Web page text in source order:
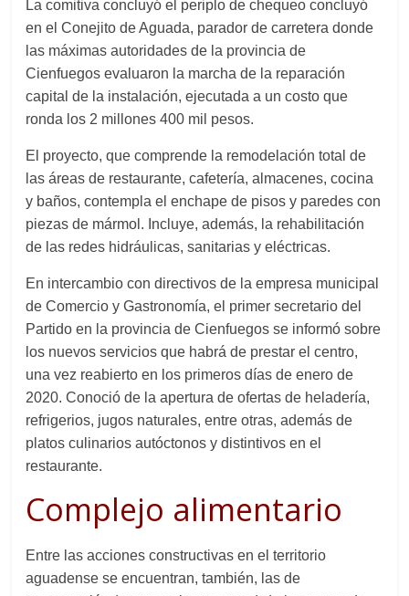
La comitiva concluyó el periplode chequeoconcluyó
en el Conejito de Aguada, parador de carretera donde
las máximas autoridades de la provincia de
Cienfuegos evaluaron la marcha de la reparación
capital de la instalación,ejecutadaa uncosto que
ronda los 2 millones 400 mil pesos.
El proyecto, que comprende la remodelación total de
las áreas de restaurante, cafetería, almacenes, cocina
y baños,contempla elenchape de pisos y paredes con
piezas de mármol. Incluye, además, la rehabilitación
de las redes hidráulicas, sanitarias y eléctricas.
En intercambiocon directivos de laempresa municipal
de Comercio yGastronomía, el primer secretario del
Partido en la provincia de Cienfuegos se informó sobre
los nuevos serviciosque habrá de prestar el centro,
una vez reabierto en los primeros días de enero de
2020. Conoció de la apertura de ofertas de heladería,
refrigerios, jugos naturales, entre otras, además de
platos culinariosautóctonos y distintivos en el
restaurante.
Complejo alimentario
Entre las acciones constructivas en el territorio
aguadense se encuentran, también, las de